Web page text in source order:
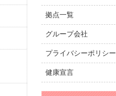
拠点一覧
グループ会社
プライバシーポリシー
健康宣言